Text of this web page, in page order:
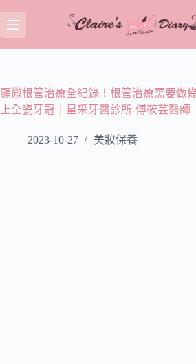
至
主
容
顯微根管治療全紀錄！根管治療需要做
上全瓷牙冠｜星采牙醫診所-傅筱芸醫師
2023-10-27 美妝保養